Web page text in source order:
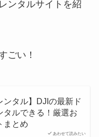
ンタルサイトを紹
ごい！
あわせて読みたい
ンタル】DJIの最新ド
タルできる！厳選お
まとめ